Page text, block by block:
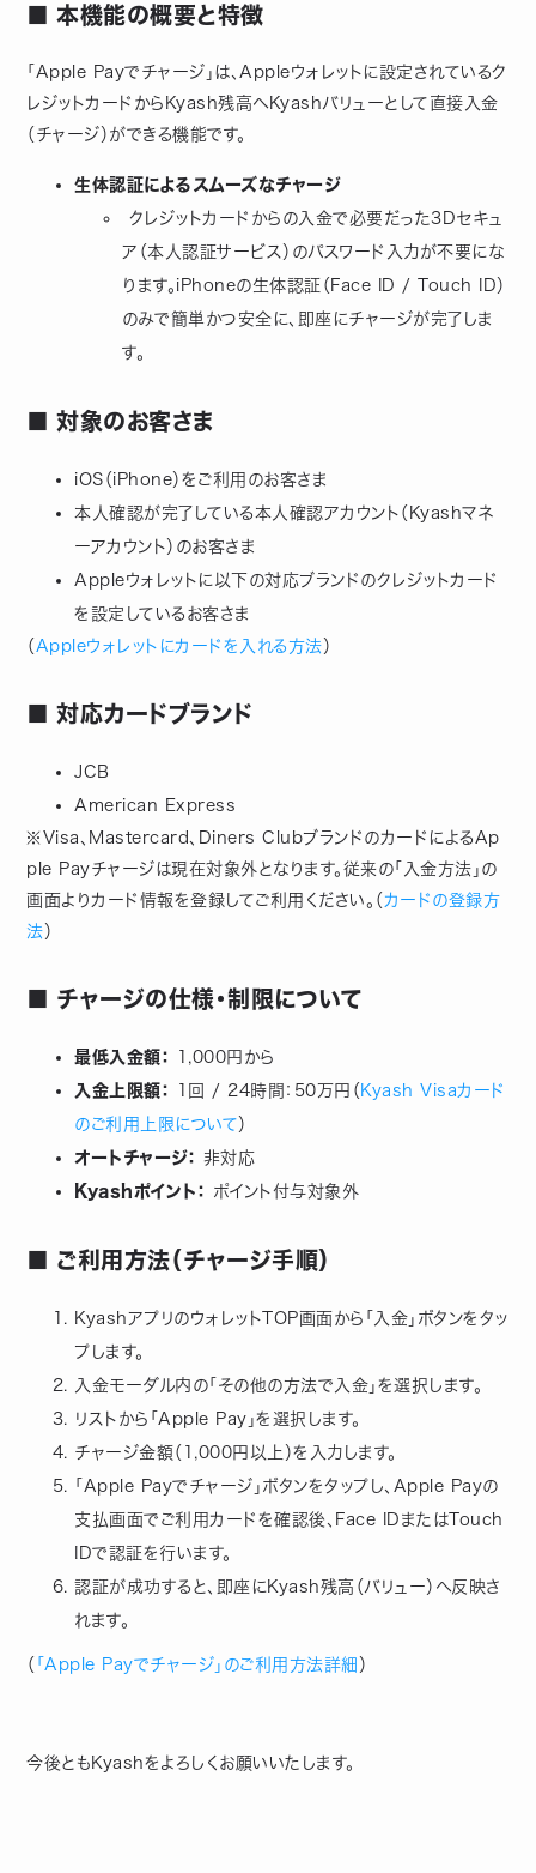
■ 本機能の概要と特徴
「Apple Payでチャージ」は、Appleウォレットに設定されているク
レジットカードからKyash残高へKyashバリューとして直接入金
（チャージ）ができる機能です。
生体認証によるスムーズなチャージ
クレジットカードからの入金で必要だった3Dセキュ
ア（本人認証サービス）のパスワード入力が不要にな
ります。iPhoneの生体認証（Face ID / Touch ID）
のみで簡単かつ安全に、即座にチャージが完了しま
す。
■ 対象のお客さま
iOS（iPhone）をご利用のお客さま
本人確認が完了している本人確認アカウント（Kyashマネ
ーアカウント）のお客さま
Appleウォレットに以下の対応ブランドのクレジットカード
を設定しているお客さま
（ Appleウォレットにカードを入れる方法 ）
■ 対応カードブランド
JCB
American Express
※Visa、Mastercard、Diners ClubブランドのカードによるAp
ple Payチャージは現在対象外となります。従来の「入金方法」の
画面よりカード情報を登録してご利用ください。（ カードの登録方
法 ）
■ チャージの仕様・制限について
最低入金額：
1,000円から
入金上限額：
1回 / 24時間：50万円（ Kyash Visaカード
のご利用上限について ）
オートチャージ： 非対応
Kyashポイント：
ポイント付与対象外
■ ご利用方法（チャージ手順）
KyashアプリのウォレットTOP画面から「入金」ボタンをタッ
プします。
入金モーダル内の「その他の方法で入金」を選択します。
リストから「Apple Pay」を選択します。
チャージ金額（1,000円以上）を入力します。
「Apple Payでチャージ」ボタンをタップし、Apple Payの
支払画面でご利用カードを確認後、Face IDまたはTouch
IDで認証を行います。
認証が成功すると、即座にKyash残高（バリュー）へ反映さ
れます。
（ 「Apple Payでチャージ」のご利用方法詳細 ）
今後ともKyashをよろしくお願いいたします。